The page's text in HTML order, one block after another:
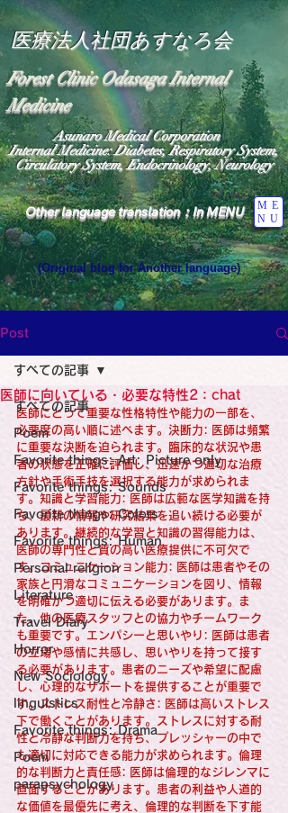
医療法人社団あすなろ会
Forest Clinic Odasaga Internal
Medicine
Other language translation：In MENU
ME
NU
Asunaro Medical Corporation
Internal Medicine: Diabetes, Respiratory System,
Circulatory System, Endocrinology, Neurology
(Original blog for Another language)
Heavens: Beyond the Universe: The World
the God of Light Resides"
Medicine Specialist
Specialist
Wide Blog
Medicine
Religion
Post
すべての記事
Poem
Favorite things: Art: Picture only
Favorite things: Sounds
Favorite things: Colors
Favorite things: Human
Personal religion
Literature
Travel Diary
Horror
New Sociology
linguistics
Favorite things: Drama
Poem
parapsychology
すべての記事
医師に向いている・必要な特性2：chat
医師にとって重要な性格特性や能力の一部を、
必要度の高い順に述べます。決断力: 医師は頻繁
に重要な決断を迫られます。臨床的な状況や患
者の状態を正確に評価し、迅速かつ適切な治療
方針や手術手技を選択する能力が求められま
す。知識と学習能力: 医師は広範な医学知識を持
ち、最新の情報や研究結果を追い続ける必要が
あります。継続的な学習と知識の習得能力は、
医師の専門性と質の高い医療提供に不可欠で
す。コミュニケーション能力: 医師は患者やその
家族と円滑なコミュニケーションを図り、情報
を明確かつ適切に伝える必要があります。ま
た、他の医療スタッフとの協力やチームワーク
も重要です。エンパシーと思いやり: 医師は患者
の立場や感情に共感し、思いやりを持って接す
る必要があります。患者のニーズや希望に配慮
し、心理的なサポートを提供することが重要で
す。ストレス耐性と冷静さ: 医師は高いストレス
下で働くことがあります。ストレスに対する耐
性と冷静な判断力を持ち、プレッシャーの中で
も適切に対応できる能力が求められます。倫理
的な判断力と責任感: 医師は倫理的なジレンマに
直面することがあります。患者の利益や人道的
な価値を最優先に考え、倫理的な判断を下す能